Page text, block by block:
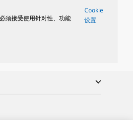
须接受使用针对性、功能
Cookie
设置